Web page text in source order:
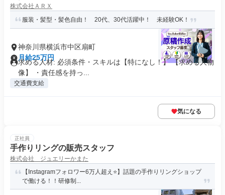
株式会社ＡＲＸ
服装・髪型・髪色自由！ 20代、30代活躍中！ 未経験OK！
神奈川県横浜市中区扇町
月給25万円
求める人材: 必須条件・スキルは【特になし！】 【求める人物
像】 ・責任感を持っ...
交通費支給
気になる
正社員
手作りリングの販売スタッフ
株式会社 ジュエリーかまた
【Instagramフォロワー6万人超え⭐️】話題の手作りリングショップ
で働ける！！研修制...